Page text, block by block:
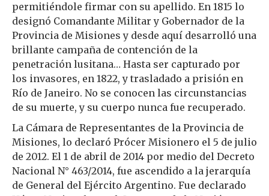
permitiéndole firmar con su apellido. En 1815 lo
designó Comandante Militar y Gobernador de la
Provincia de Misiones y desde aquí desarrolló una
brillante campaña de contención de la
penetración lusitana… Hasta ser capturado por
los invasores, en 1822, y trasladado a prisión en
Río de Janeiro. No se conocen las circunstancias
de su muerte, y su cuerpo nunca fue recuperado.
La Cámara de Representantes de la Provincia de
Misiones, lo declaró Prócer Misionero el 5 de julio
de 2012. El 1 de abril de 2014 por medio del Decreto
Nacional N° 463/2014, fue ascendido a la jerarquía
de General del Ejército Argentino. Fue declarado